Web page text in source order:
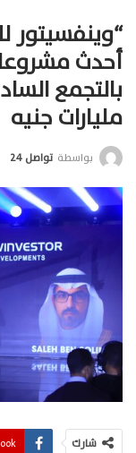
“وينفسيتور
مليارات جنيه
بواسطة تواصل 24
شارك